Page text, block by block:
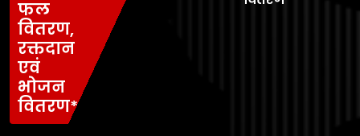
फल
वितरण,
रक्तदान
एवं
भोजन
वितरण*